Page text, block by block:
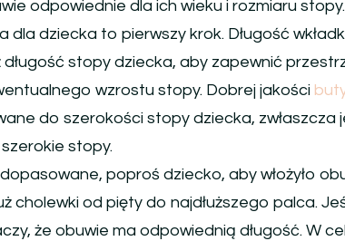
odpowiednie dla ich wieku i rozmiaru stopy.
dziecka to pierwszy krok. Długość
długość stopy dziecka, aby zapewnić
wzrostu stopy. Dobrej jakości
do szerokości stopy dziecka, zwłaszcza
stopy.
poproś dziecko, aby włożyło
cholewki od pięty do najdłuższego palca.
że obuwie ma odpowiednią długość. W